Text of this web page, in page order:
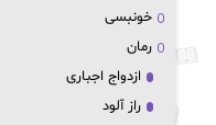
خونبسی
رمان
ازدواج اجباری
راز آلود